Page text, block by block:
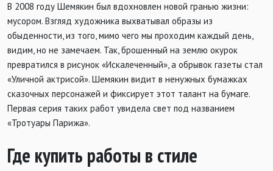
В 2008 году Шемякин был вдохновлен новой гранью жизни:
мусором. Взгляд художника выхватывал образы из
обыденности, из того, мимо чего мы проходим каждый день,
видим, но не замечаем. Так, брошенный на землю окурок
превратился в рисунок «Искалеченный», а обрывок газеты стал
«Уличной актрисой». Шемякин видит в ненужных бумажках
сказочных персонажей и фиксирует этот талант на бумаге.
Первая серия таких работ увидела свет под названием
«Тротуары Парижа».
Где купить работы в стиле